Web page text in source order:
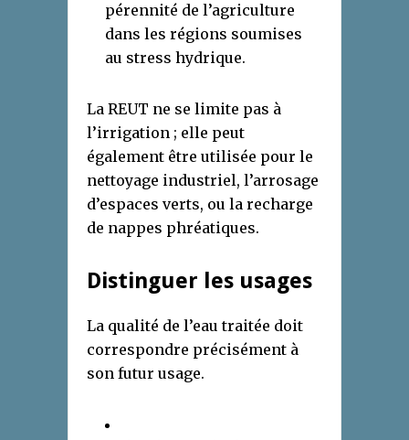
pérennité de l’agriculture
dans les régions soumises
au stress hydrique.
La REUT ne se limite pas à
l’irrigation ; elle peut
également être utilisée pour le
nettoyage industriel, l’arrosage
d’espaces verts, ou la recharge
de nappes phréatiques.
Distinguer les usages
La qualité de l’eau traitée doit
correspondre précisément à
son futur usage.